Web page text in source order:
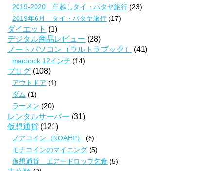
2019-2020 年越しタイ・パタヤ旅行 (23)
2019年6月 タイ・パタヤ旅行 (17)
ダイエット (1)
デジタル商品レビュー (28)
ノートパソコン（ウルトラブック）
(41)
macbook 12インチ (14)
ブログ (108)
アウトドア (1)
ダム (1)
ラーメン (20)
レンタルサーバー (31)
仮想通貨 (121)
ノアコイン（NOAHP）
(8)
モナコインのマイニング (5)
仮想通貨 エアードロップ乞食 (5)